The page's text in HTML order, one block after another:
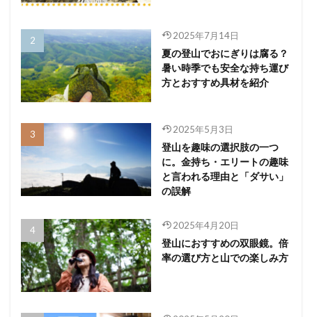
2025年7月14日
夏の登山でおにぎりは腐る？
暑い時季でも安全な持ち運び
方とおすすめ具材を紹介
2025年5月3日
登山を趣味の選択肢の一つ
に。金持ち・エリートの趣味
と言われる理由と「ダサい」
の誤解
2025年4月20日
登山におすすめの双眼鏡。倍
率の選び方と山での楽しみ方